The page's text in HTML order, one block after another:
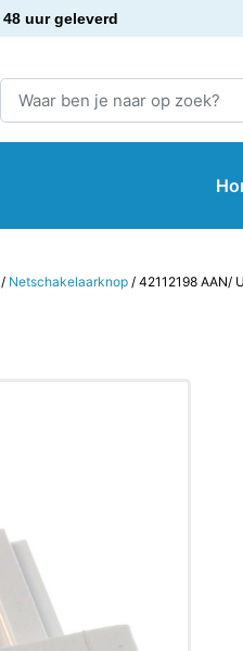
uur geleverd
/ Netschakelaarknop / 42112198 AAN/